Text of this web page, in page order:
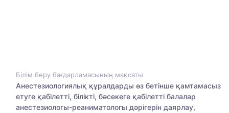
Білім беру бағдарламасының мақсаты
Анестезиологиялық құралдарды өз бетінше қамтамасыз
етуге қабілетті, білікті, бәсекеге қабілетті балалар
анестезиологы-реаниматологы дәрігерін даярлау,